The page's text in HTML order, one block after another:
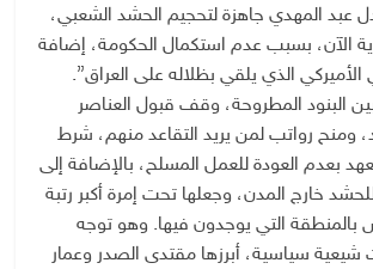
عبد المهدي جاهزة لتحجيم الحشد الشعبي،
الآن، بسبب عدم استكمال الحكومة، إضافة
الأميركي الذي يلقي بظلاله على العراق”.
البنود المطروحة، وقف قبول العناصر
ومنح رواتب لمن يريد التقاعد منهم، شرط
بعدم العودة للعمل المسلح، بالإضافة إلى
خارج المدن، وجعلها تحت إمرة أكبر رتبة
التي يوجدون فيها. وهو توجه
سياسية، أبرزها مقتدى الصدر وعمار